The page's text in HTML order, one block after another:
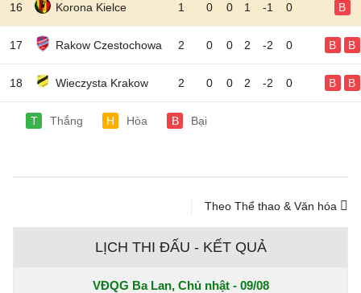
16 Korona Kielce 1 0 0 1 -1 0 B
17 Rakow Czestochowa 2 0 0 2 -2 0 B B
18 Wieczysta Krakow 2 0 0 2 -2 0 B B
T Thắng H Hòa B Bại
Theo Thể thao & Văn hóa
LỊCH THI ĐẤU - KẾT QUẢ
VĐQG Ba Lan, Chủ nhật - 09/08